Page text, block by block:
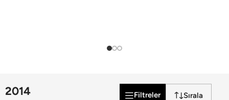
2014 Filtreler